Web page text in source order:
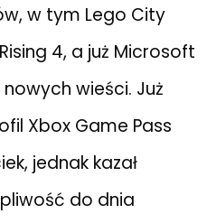
w tym Lego City
4, a już Microsoft
wieści. Już
Xbox Game Pass
jednak kazał
do dnia